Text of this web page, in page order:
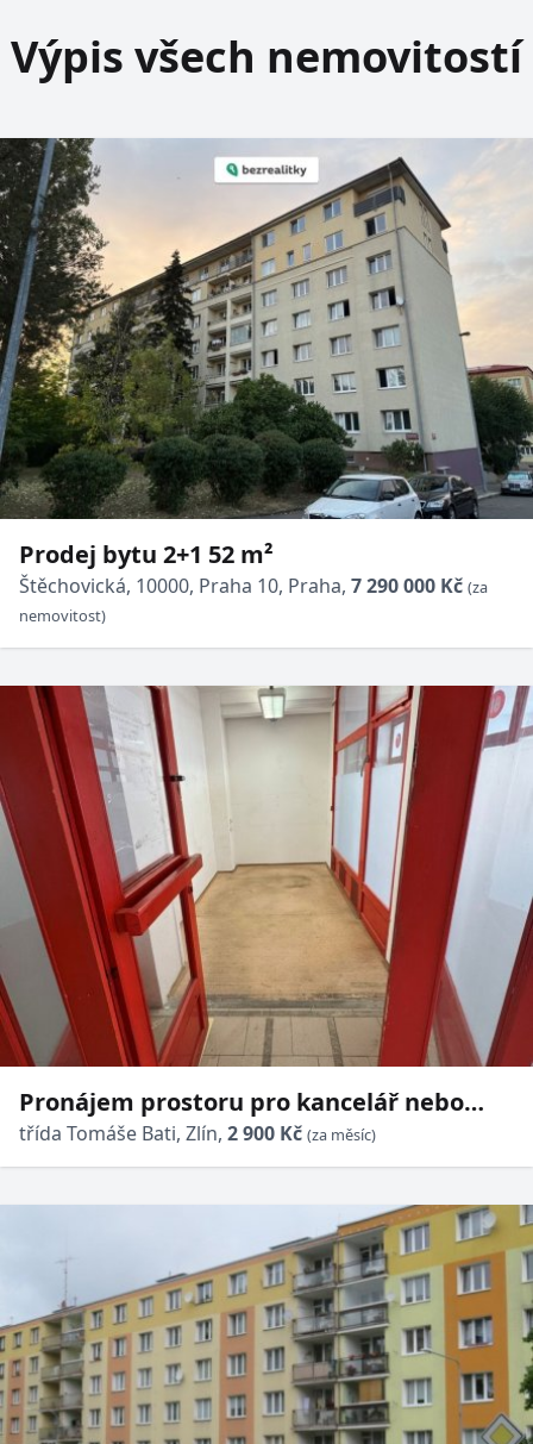
Výpis všech nemovitostí
Prodej bytu 2+1 52 m²
Štěchovická, 10000, Praha 10, Praha, 7 290 000 Kč (za
nemovitost)
Pronájem prostoru pro kancelář nebo
butik-centrum Zlína u zástávky MHD
třída Tomáše Bati, Zlín, 2 900 Kč (za měsíc)